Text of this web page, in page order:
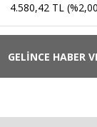
4.580,42 TL
GELİNCE HABER